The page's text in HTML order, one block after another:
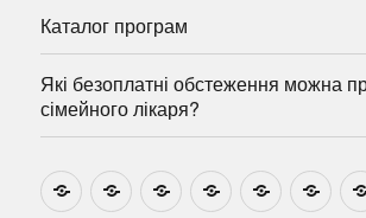
Каталог програм
Які безоплатні обстеження можна
сімейного лікаря?
НовиниНавчально-
методичні
Ми
на
Звіти Про
центр